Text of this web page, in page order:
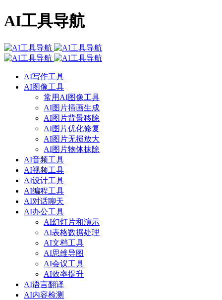
AI工具导航
AI写作工具
AI图像工具
常用AI图像工具
AI图片插画生成
AI图片背景移除
AI图片优化修复
AI图片无损放大
AI图片物体抹除
AI音频工具
AI视频工具
AI设计工具
AI编程工具
AI对话聊天
AI办公工具
AI幻灯片和演示
AI表格数据处理
AI文档工具
AI思维导图
AI会议工具
AI效率提升
AI语言翻译
AI内容检测